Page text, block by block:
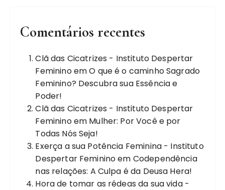
Comentários recentes
Clã das Cicatrizes - Instituto Despertar
FemininoemO que é o caminho Sagrado
Feminino? Descubra sua Essência e
Poder!
Clã das Cicatrizes - Instituto Despertar
Femininoem Mulher: Por Você e por
Todas Nós Seja!
Exerça a sua Potência Feminina - Instituto
Despertar Femininoem Codependência
nas relações: A Culpa é da Deusa Hera!
Hora de tomar as rédeas da sua vida -